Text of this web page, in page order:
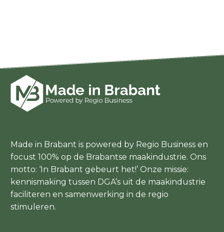
Made in Brabant is powered by Regio Business en
focust 100% op de Brabantse maakindustrie. Ons
motto: ‘In Brabant gebeurt het!’ Onze missie:
kennismaking tussen DGA’s uit de maakindustrie
faciliteren en samenwerking in de regio
stimuleren.